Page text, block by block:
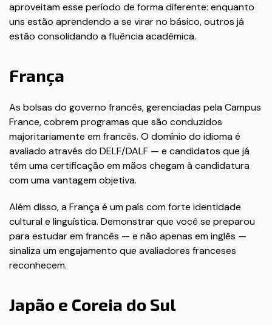
aproveitam esse período de forma diferente: enquanto
uns estão aprendendo a se virar no básico, outros já
estão consolidando a fluência acadêmica.
França
As bolsas do governo francês, gerenciadas pela Campus
France, cobrem programas que são conduzidos
majoritariamente em francês. O domínio do idioma é
avaliado através do DELF/DALF — e candidatos que já
têm uma certificação em mãos chegam à candidatura
com uma vantagem objetiva.
Além disso, a França é um país com forte identidade
cultural e linguística. Demonstrar que você se preparou
para estudar em francês — e não apenas em inglês —
sinaliza um engajamento que avaliadores franceses
reconhecem.
Japão e Coreia do Sul